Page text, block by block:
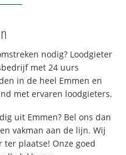
nodig? Loodgieter
met 24 uurs
in de heel Emmen en
met ervaren loodgieters.
uit Emmen? Bel ons dan
vakman aan de lijn. Wij
plaatse! Onze goed